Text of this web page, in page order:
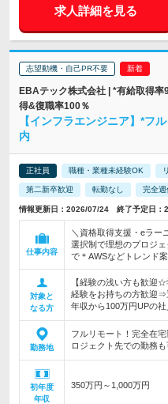
求人詳細を見る
志望動機・自己PR不要
EBAテック株式会社 | *有給取得
得&復職率100％
【インフラエンジニア】*フ
内
正社員 職種・業種未経験OK
第二新卒歓迎 転勤なし 完全週
情報更新日：2026/07/24 終了予定日：
仕事内容
＼資格取得支援・eラー
選択制で理想のプロジ
で＊AWSなどトレンド
対象と
なる方
【経験の浅い方も歓迎
経験をお持ちの方歓迎
年収から100万円UPの社
勤務地
フルリモート！完全在
ロジェクト先での勤務
初年度
年収
350万円～1,000万円